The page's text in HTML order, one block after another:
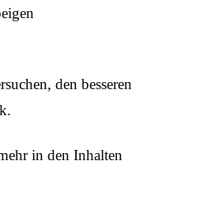
den besseren
in den Inhalten